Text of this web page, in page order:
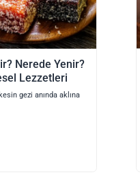
Nerede Yenir?
Lezzetleri
gezi anında aklına